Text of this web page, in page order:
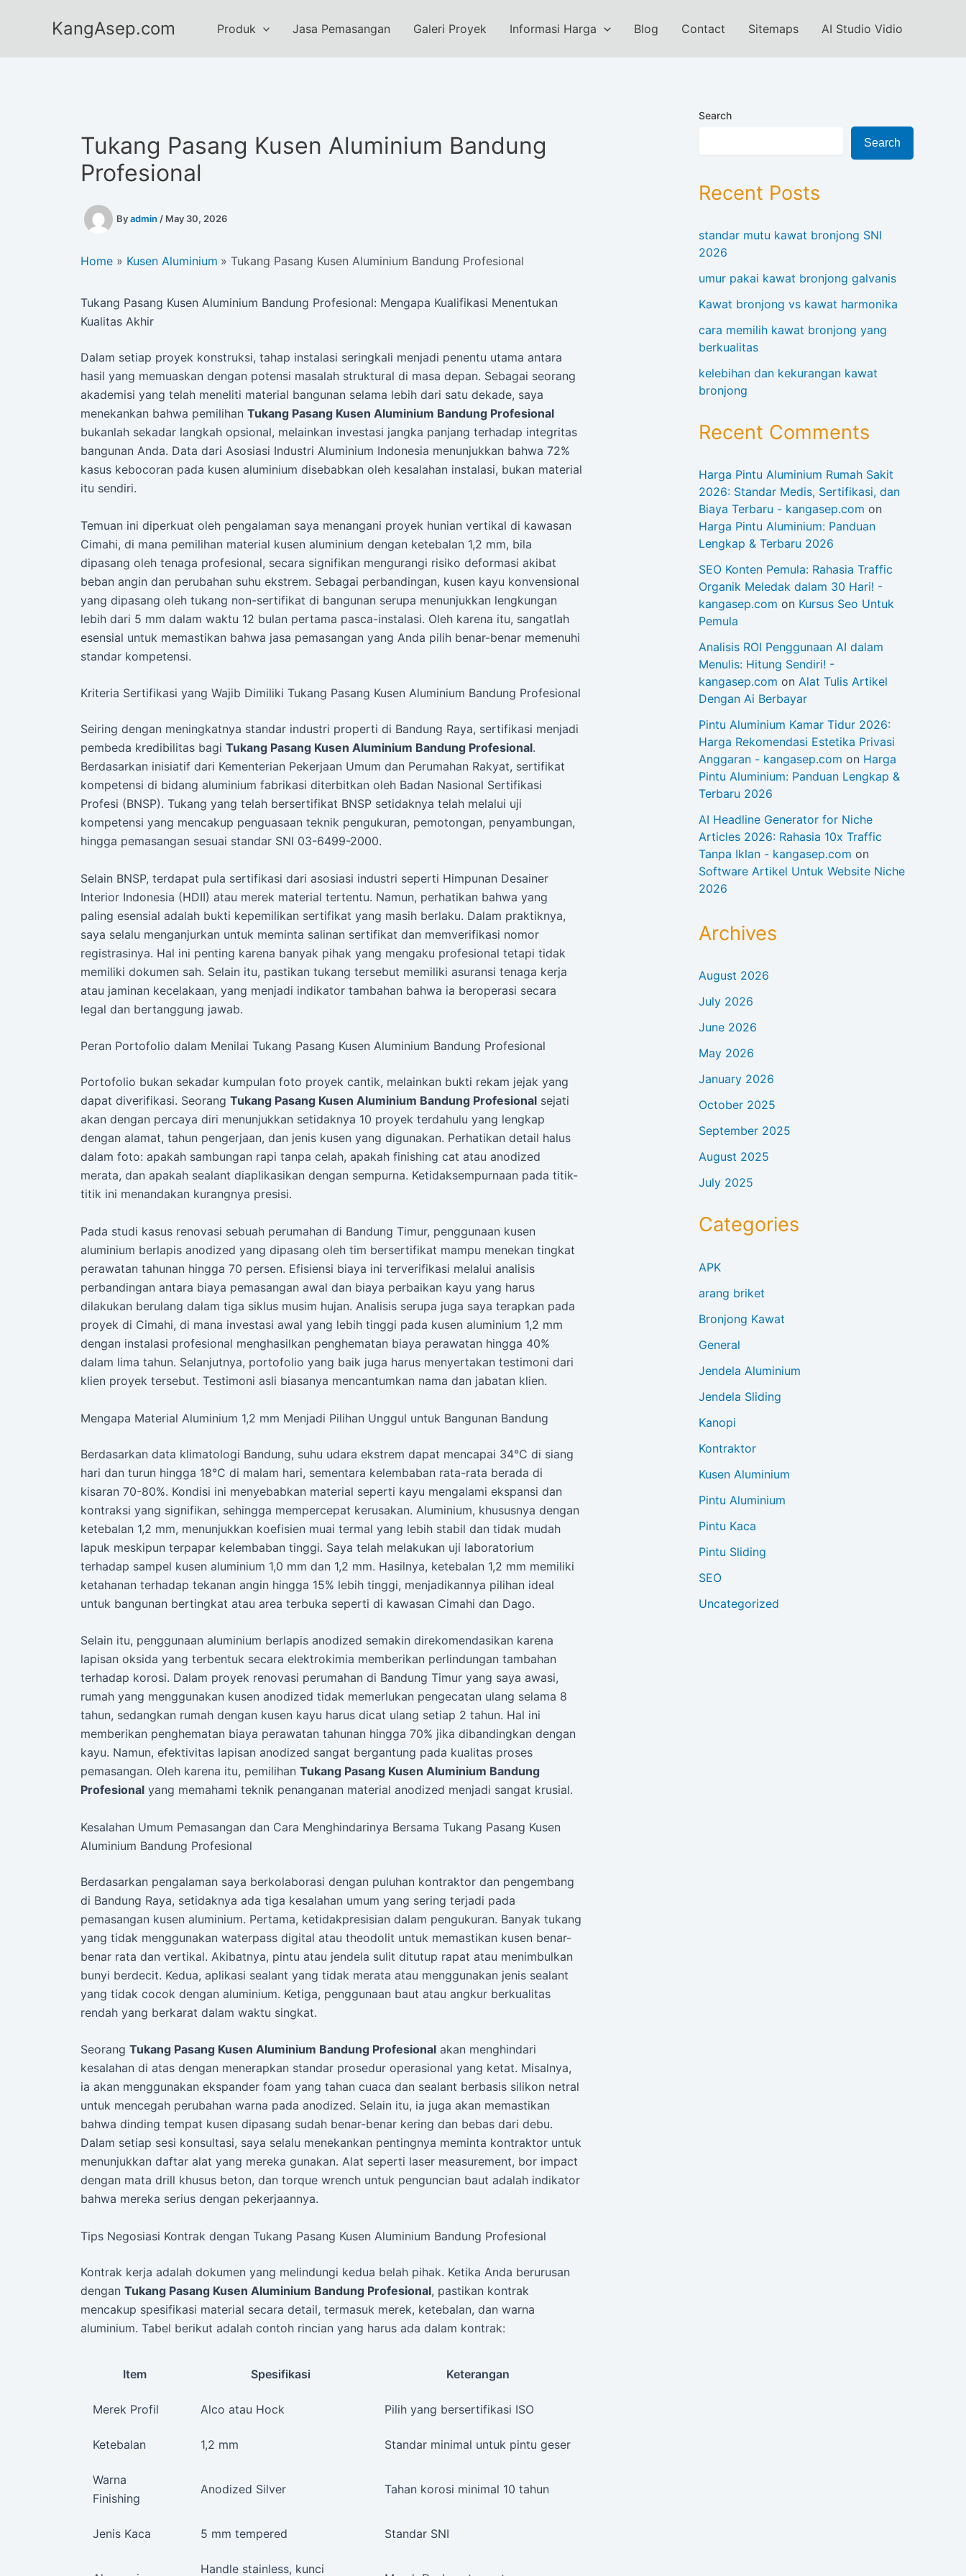
KangAsep.com Produk Jasa Pemasangan Galeri Proyek Informasi Harga Blog Contact Sitemaps AI Studio Vidio
Tukang Pasang Kusen Aluminium Bandung
Profesional
Byadmin / May 30, 2026
Home Kusen Aluminium Tukang Pasang Kusen Aluminium Bandung Profesional
Tukang Pasang Kusen Aluminium Bandung Profesional: Mengapa Kualifikasi Menentukan
Kualitas Akhir
Dalam setiap proyek konstruksi, tahap instalasi seringkali menjadi penentu utama antara
hasil yang memuaskan dengan potensi masalah struktural di masa depan. Sebagai seorang
akademisi yang telah meneliti material bangunan selama lebih dari satu dekade, saya
menekankan bahwa pemilihan Tukang Pasang Kusen Aluminium Bandung Profesional
bukanlah sekadar langkah opsional, melainkan investasi jangka panjang terhadap integritas
bangunan Anda. Data dari Asosiasi Industri Aluminium Indonesia menunjukkan bahwa 72%
kasus kebocoran pada kusen aluminium disebabkan oleh kesalahan instalasi, bukan material
itu sendiri.
Temuan ini diperkuat oleh pengalaman saya menangani proyek hunian vertikal di kawasan
Cimahi, di mana pemilihan material kusen aluminium dengan ketebalan 1,2 mm, bila
dipasang oleh tenaga profesional, secara signifikan mengurangi risiko deformasi akibat
beban angin dan perubahan suhu ekstrem. Sebagai perbandingan, kusen kayu konvensional
yang dipasang oleh tukang non-sertifikat di bangunan serupa menunjukkan lengkungan
lebih dari 5 mm dalam waktu 12 bulan pertama pasca-instalasi. Oleh karena itu, sangatlah
esensial untuk memastikan bahwa jasa pemasangan yang Anda pilih benar-benar memenuhi
standar kompetensi.
Kriteria Sertifikasi yang Wajib Dimiliki Tukang Pasang Kusen Aluminium Bandung Profesional
Seiring dengan meningkatnya standar industri properti di Bandung Raya, sertifikasi menjadi
pembeda kredibilitas bagi Tukang Pasang Kusen Aluminium Bandung Profesional.
Berdasarkan inisiatif dari Kementerian Pekerjaan Umum dan Perumahan Rakyat, sertifikat
kompetensi di bidang aluminium fabrikasi diterbitkan oleh Badan Nasional Sertifikasi
Profesi (BNSP). Tukang yang telah bersertifikat BNSP setidaknya telah melalui uji
kompetensi yang mencakup penguasaan teknik pengukuran, pemotongan, penyambungan,
hingga pemasangan sesuai standar SNI 03-6499-2000.
Selain BNSP, terdapat pula sertifikasi dari asosiasi industri seperti Himpunan Desainer
Interior Indonesia (HDII) atau merek material tertentu. Namun, perhatikan bahwa yang
paling esensial adalah bukti kepemilikan sertifikat yang masih berlaku. Dalam praktiknya,
saya selalu menganjurkan untuk meminta salinan sertifikat dan memverifikasi nomor
registrasinya. Hal ini penting karena banyak pihak yang mengaku profesional tetapi tidak
memiliki dokumen sah. Selain itu, pastikan tukang tersebut memiliki asuransi tenaga kerja
atau jaminan kecelakaan, yang menjadi indikator tambahan bahwa ia beroperasi secara
legal dan bertanggung jawab.
Peran Portofolio dalam Menilai Tukang Pasang Kusen Aluminium Bandung Profesional
Portofolio bukan sekadar kumpulan foto proyek cantik, melainkan bukti rekam jejak yang
dapat diverifikasi. Seorang Tukang Pasang Kusen Aluminium Bandung Profesional sejati
akan dengan percaya diri menunjukkan setidaknya 10 proyek terdahulu yang lengkap
dengan alamat, tahun pengerjaan, dan jenis kusen yang digunakan. Perhatikan detail halus
dalam foto: apakah sambungan rapi tanpa celah, apakah finishing cat atau anodized
merata, dan apakah sealant diaplikasikan dengan sempurna. Ketidaksempurnaan pada titik-
titik ini menandakan kurangnya presisi.
Pada studi kasus renovasi sebuah perumahan di Bandung Timur, penggunaan kusen
aluminium berlapis anodized yang dipasang oleh tim bersertifikat mampu menekan tingkat
perawatan tahunan hingga 70 persen. Efisiensi biaya ini terverifikasi melalui analisis
perbandingan antara biaya pemasangan awal dan biaya perbaikan kayu yang harus
dilakukan berulang dalam tiga siklus musim hujan. Analisis serupa juga saya terapkan pada
proyek di Cimahi, di mana investasi awal yang lebih tinggi pada kusen aluminium 1,2 mm
dengan instalasi profesional menghasilkan penghematan biaya perawatan hingga 40%
dalam lima tahun. Selanjutnya, portofolio yang baik juga harus menyertakan testimoni dari
klien proyek tersebut. Testimoni asli biasanya mencantumkan nama dan jabatan klien.
Mengapa Material Aluminium 1,2 mm Menjadi Pilihan Unggul untuk Bangunan Bandung
Berdasarkan data klimatologi Bandung, suhu udara ekstrem dapat mencapai 34°C di siang
hari dan turun hingga 18°C di malam hari, sementara kelembaban rata-rata berada di
kisaran 70-80%. Kondisi ini menyebabkan material seperti kayu mengalami ekspansi dan
kontraksi yang signifikan, sehingga mempercepat kerusakan. Aluminium, khususnya dengan
ketebalan 1,2 mm, menunjukkan koefisien muai termal yang lebih stabil dan tidak mudah
lapuk meskipun terpapar kelembaban tinggi. Saya telah melakukan uji laboratorium
terhadap sampel kusen aluminium 1,0 mm dan 1,2 mm. Hasilnya, ketebalan 1,2 mm memiliki
ketahanan terhadap tekanan angin hingga 15% lebih tinggi, menjadikannya pilihan ideal
untuk bangunan bertingkat atau area terbuka seperti di kawasan Cimahi dan Dago.
Selain itu, penggunaan aluminium berlapis anodized semakin direkomendasikan karena
lapisan oksida yang terbentuk secara elektrokimia memberikan perlindungan tambahan
terhadap korosi. Dalam proyek renovasi perumahan di Bandung Timur yang saya awasi,
rumah yang menggunakan kusen anodized tidak memerlukan pengecatan ulang selama 8
tahun, sedangkan rumah dengan kusen kayu harus dicat ulang setiap 2 tahun. Hal ini
memberikan penghematan biaya perawatan tahunan hingga 70% jika dibandingkan dengan
kayu. Namun, efektivitas lapisan anodized sangat bergantung pada kualitas proses
pemasangan. Oleh karena itu, pemilihan Tukang Pasang Kusen Aluminium Bandung
Profesional yang memahami teknik penanganan material anodized menjadi sangat krusial.
Kesalahan Umum Pemasangan dan Cara Menghindarinya Bersama Tukang Pasang Kusen
Aluminium Bandung Profesional
Berdasarkan pengalaman saya berkolaborasi dengan puluhan kontraktor dan pengembang
di Bandung Raya, setidaknya ada tiga kesalahan umum yang sering terjadi pada
pemasangan kusen aluminium. Pertama, ketidakpresisian dalam pengukuran. Banyak tukang
yang tidak menggunakan waterpass digital atau theodolit untuk memastikan kusen benar-
benar rata dan vertikal. Akibatnya, pintu atau jendela sulit ditutup rapat atau menimbulkan
bunyi berdecit. Kedua, aplikasi sealant yang tidak merata atau menggunakan jenis sealant
yang tidak cocok dengan aluminium. Ketiga, penggunaan baut atau angkur berkualitas
rendah yang berkarat dalam waktu singkat.
Seorang Tukang Pasang Kusen Aluminium Bandung Profesional akan menghindari
kesalahan di atas dengan menerapkan standar prosedur operasional yang ketat. Misalnya,
ia akan menggunakan ekspander foam yang tahan cuaca dan sealant berbasis silikon netral
untuk mencegah perubahan warna pada anodized. Selain itu, ia juga akan memastikan
bahwa dinding tempat kusen dipasang sudah benar-benar kering dan bebas dari debu.
Dalam setiap sesi konsultasi, saya selalu menekankan pentingnya meminta kontraktor untuk
menunjukkan daftar alat yang mereka gunakan. Alat seperti laser measurement, bor impact
dengan mata drill khusus beton, dan torque wrench untuk penguncian baut adalah indikator
bahwa mereka serius dengan pekerjaannya.
Tips Negosiasi Kontrak dengan Tukang Pasang Kusen Aluminium Bandung Profesional
Kontrak kerja adalah dokumen yang melindungi kedua belah pihak. Ketika Anda berurusan
dengan Tukang Pasang Kusen Aluminium Bandung Profesional, pastikan kontrak
mencakup spesifikasi material secara detail, termasuk merek, ketebalan, dan warna
aluminium. Tabel berikut adalah contoh rincian yang harus ada dalam kontrak:
Item Spesifikasi Keterangan
Merek Profil Alco atau Hock Pilih yang bersertifikasi ISO
Ketebalan 1,2 mm Standar minimal untuk pintu geser
Warna
Finishing
Anodized Silver Tahan korosi minimal 10 tahun
Jenis Kaca 5 mm tempered Standar SNI
Handle stainless, kunci
Search
Search
Recent Posts
standar mutu kawat bronjong SNI
2026
umur pakai kawat bronjong galvanis
Kawat bronjong vs kawat harmonika
cara memilih kawat bronjong yang
berkualitas
kelebihan dan kekurangan kawat
bronjong
Recent Comments
Harga Pintu Aluminium Rumah Sakit
2026: Standar Medis, Sertifikasi, dan
Biaya Terbaru - kangasep.com on
Harga Pintu Aluminium: Panduan
Lengkap & Terbaru 2026
SEO Konten Pemula: Rahasia Traffic
Organik Meledak dalam 30 Hari! -
kangasep.com on Kursus Seo Untuk
Pemula
Analisis ROI Penggunaan AI dalam
Menulis: Hitung Sendiri! -
kangasep.com on Alat Tulis Artikel
Dengan Ai Berbayar
Pintu Aluminium Kamar Tidur 2026:
Harga Rekomendasi Estetika Privasi
Anggaran - kangasep.com on Harga
Pintu Aluminium: Panduan Lengkap &
Terbaru 2026
AI Headline Generator for Niche
Articles 2026: Rahasia 10x Traffic
Tanpa Iklan - kangasep.com on
Software Artikel Untuk Website Niche
2026
Archives
August 2026
July 2026
June 2026
May 2026
January 2026
October 2025
September 2025
August 2025
July 2025
Categories
APK
arang briket
Bronjong Kawat
General
Jendela Aluminium
Jendela Sliding
Kanopi
Kontraktor
Kusen Aluminium
Pintu Aluminium
Pintu Kaca
Pintu Sliding
SEO
Uncategorized